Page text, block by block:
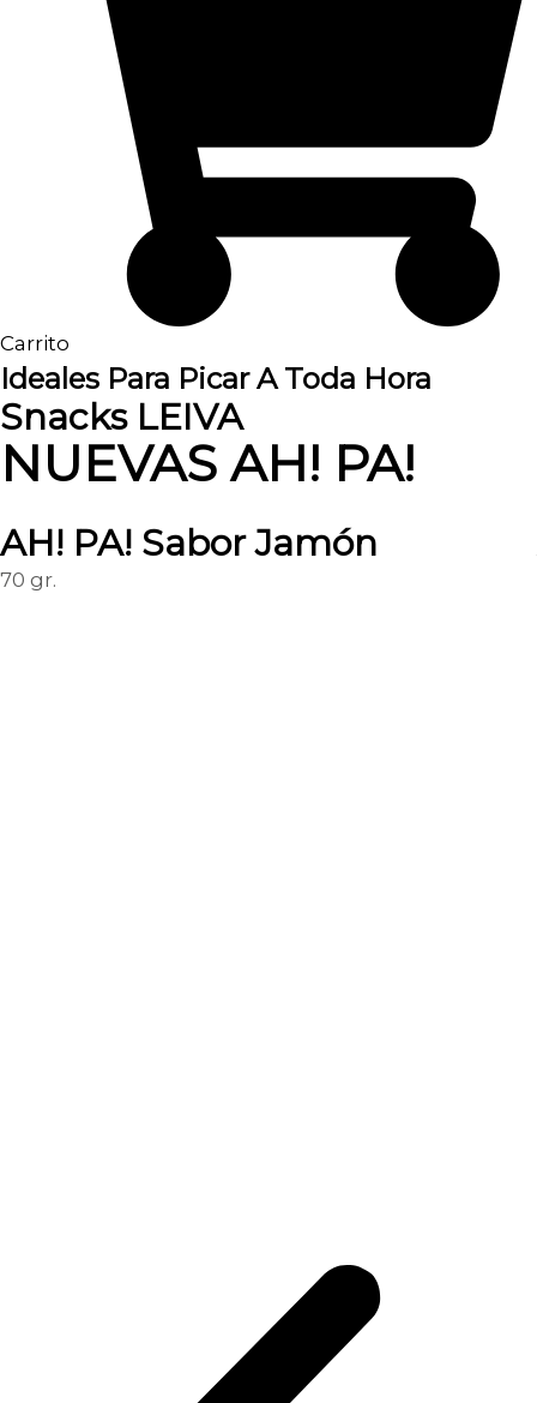
Carrito
Ideales Para Picar A Toda Hora
Snacks LEIVA
NUEVAS AH! PA!
AH! PA! Sabor Jamón
70 gr.